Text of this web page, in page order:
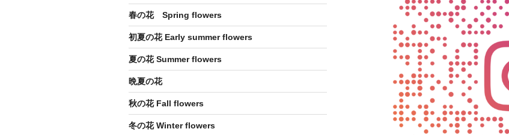
春の花 Spring flowers
初夏の花 Early summer flowers
夏の花 Summer flowers
晩夏の花
秋の花 Fall flowers
冬の花 Winter flowers